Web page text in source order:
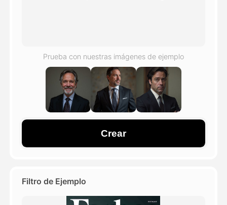
Ver todas las plantillas
Blog
Prueba con nuestras imágenes de ejemplo
Crear
Filtro de Ejemplo